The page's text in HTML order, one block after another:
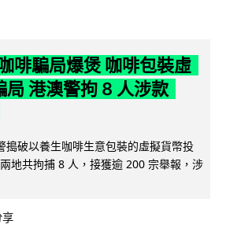
啡騙局爆煲 咖啡包裝虛
局 港澳警拘 8 人涉款
搗破以養生咖啡生意包裝的虛擬貨幣投
地共拘捕 8 人，接獲逾 200 宗舉報，涉